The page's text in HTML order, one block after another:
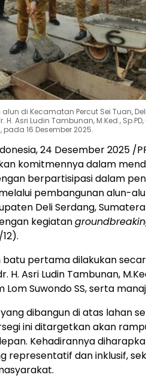
di Kecamatan Percut Sei Tuan,
Asri Ludin Tambunan, M.Ked.,
16 Desember 2025.
, 24 Desember 2025 /
komitmennya dalam
berpartisipasi dalam
pembangunan alun-
Deli Serdang,
kegiatan
batu pertama dilakukan
H. Asri Ludin Tambunan,
Lom Suwondo SS, serta
dibangun di atas lahan
ini ditargetkan akan
Kehadirannya
representatif dan inklusif,